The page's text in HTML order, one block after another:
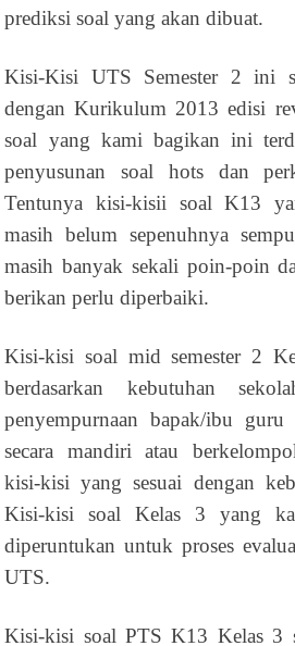
prediksi soal yang akan dibuat.
Kisi-Kisi UTS Semester 2 ini
dengan Kurikulum 2013 edisi
soal yang kami bagikan ini
penyusunan soal hots dan
Tentunya kisi-kisii soal K13
masih belum sepenuhnya
masih banyak sekali poin-poin
berikan perlu diperbaiki.
Kisi-kisi soal mid semester 2
berdasarkan kebutuhan
penyempurnaan bapak/ibu guru
secara mandiri atau
kisi-kisi yang sesuai dengan
Kisi-kisi soal Kelas 3 yang
diperuntukan untuk proses
UTS.
Kisi-kisi soal PTS K13 Kelas 3